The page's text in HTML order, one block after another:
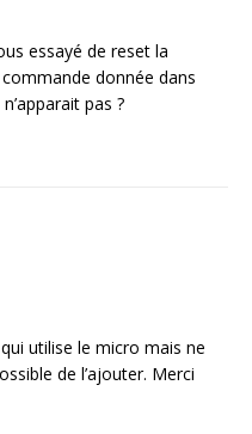
essayé de reset la
donnée dans
pas ?
utilise le micro mais ne
de l’ajouter. Merci